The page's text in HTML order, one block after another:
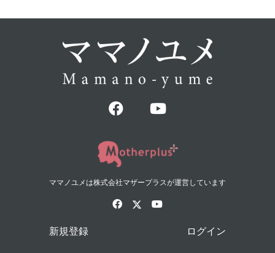
ママノユメは株式会社マザープラスが運営しています
新規登録 ログイン